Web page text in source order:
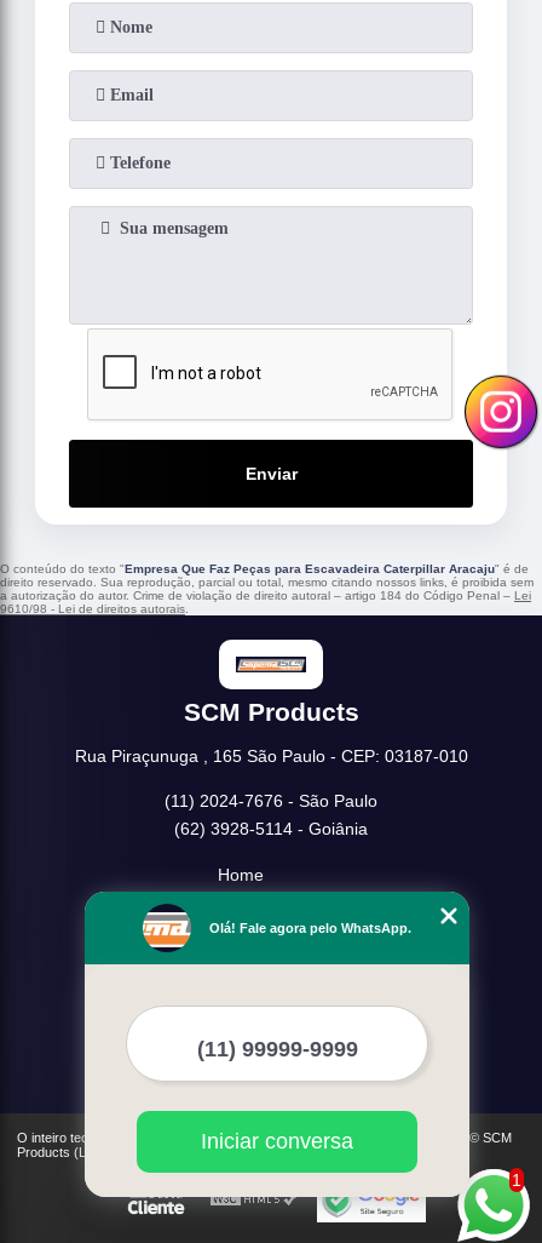
Enviar
O conteúdo do texto "Empresa Que Faz Peças para Escavadeira Caterpillar Aracaju" é de
direito reservado. Sua reprodução, parcial ou total, mesmo citando nossos links, é proibida sem
a autorização do autor. Crime de violação de direito autoral – artigo 184 do Código Penal – Lei
9610/98 - Lei de direitos autorais.
SCM Products
Rua Piraçunuga , 165 São Paulo - CEP: 03187-010
(11) 2024-7676 - São Paulo
(62) 3928-5114 - Goiânia
Home
Missão
Mais Serviços
O inteiro teor deste site está sujeito à proteção de direitos autorais. Copyright© SCM
Products (Lei 9610 de 19/02/1998)
1
Olá! Fale agora pelo WhatsApp.
Iniciar conversa